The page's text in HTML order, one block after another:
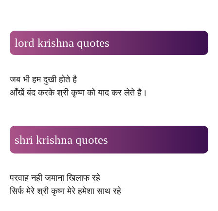
lord krishna quotes
जब भी हम दुखी होते है
आँखें बंद करके श्री कृष्ण को याद कर लेते है।
shri krishna quotes
परवाह नही जमाना खिलाफ रहे
सिर्फ मेरे श्री कृष्ण मेरे हमेशा साथ रहे